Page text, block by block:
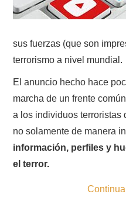
sus fuerzas (que son
terrorismo a nivel mundial.
El anuncio hecho hace
marcha de un frente
a los individuos terroristas
no solamente de manera
información, perfiles y
el terror.